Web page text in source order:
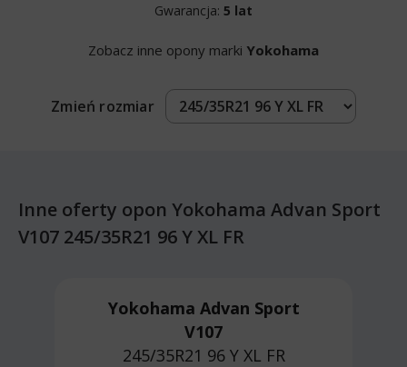
Gwarancja: 5 lat
Zobacz inne opony marki Yokohama
Zmień rozmiar
Inne oferty opon Yokohama Advan Sport
V107 245/35R21 96 Y XL FR
Yokohama Advan Sport
V107
245/35R21 96 Y XL FR